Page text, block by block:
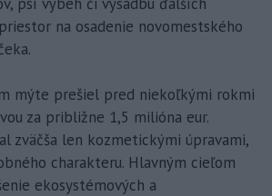
na osadenie novomestského
mýte prešiel pred niekoľkými rokmi
za približne 1,5 milióna eur.
zväčša len kozmetickými úpravami,
charakteru. Hlavným cieľom
ekosystémových a